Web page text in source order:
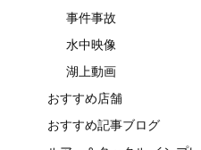
事件事故
水中映像
湖上動画
おすすめ店舗
おすすめ記事ブログ